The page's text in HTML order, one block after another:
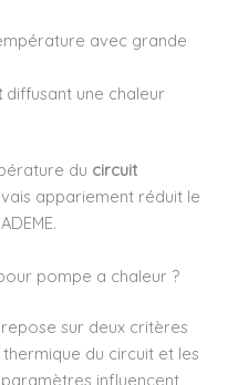
avec grande
diffusant une chaleur
du circuit
appariement réduit le
pompe a chaleur ?
sur deux critères
du circuit et les
influencent